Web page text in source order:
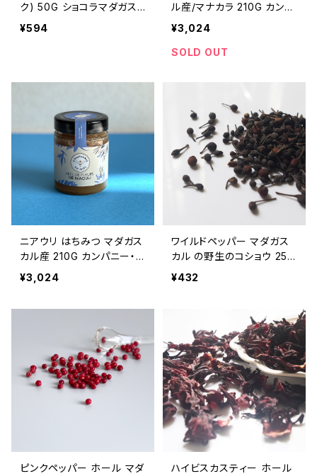
ク) 50G ショコラマダガス
カル Chocolat Madagasc
¥594
ル産/マナカラ 210G カンパ
ニー・デュ・ミエル COMPA
GNIE DU MIEL 非加熱
¥3,024
SOLD OUT
ニアウリ はちみつ マダガス
カル産 210G カンパニー・デ
ュ・ミエル COMPAGNIE D
U MIEL 非加熱
¥3,024
ワイルドペッパー マダガス
カル の野生のコショウ 25G
Voatsiperifery AFRIC
¥432
ピンクペッパー ホール マダ
ハイビスカスティー ホール